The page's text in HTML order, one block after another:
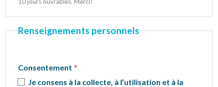
Renseignements personnels
Consentement
Je consens à la collecte, à l’utilisation et à la